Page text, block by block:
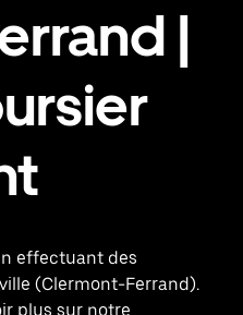
|
effectuant des
(Clermont-Ferrand).
plus sur notre